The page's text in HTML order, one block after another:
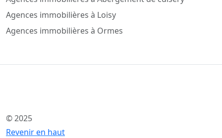
Agences immobilières à Loisy
Agences immobilières à Ormes
© 2025
Revenir en haut